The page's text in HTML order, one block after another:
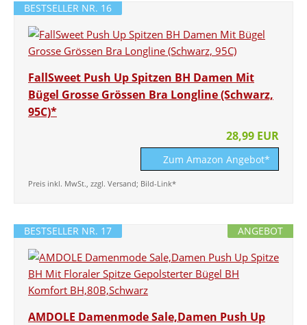
BESTSELLER NR. 16
FallSweet Push Up Spitzen BH Damen Mit
Bügel Grosse Grössen Bra Longline (Schwarz,
95C)*
28,99 EUR
Zum Amazon Angebot*
Preis inkl. MwSt., zzgl. Versand; Bild-Link*
ANGEBOT
BESTSELLER NR. 17
AMDOLE Damenmode Sale,Damen Push Up